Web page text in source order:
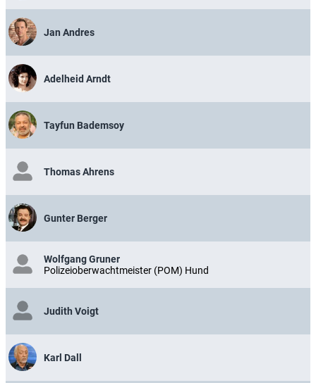
Jan Andres
Adelheid Arndt
Tayfun Bademsoy
Thomas Ahrens
Gunter Berger
Wolfgang Gruner
Polizeioberwachtmeister (POM) Hund
Judith Voigt
Karl Dall